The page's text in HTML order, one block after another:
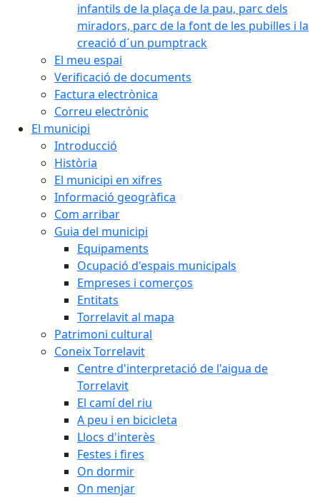
infantils de la plaça de la pau, parc dels
miradors, parc de la font de les pubilles i la
creació d´un pumptrack
El meu espai
Verificació de documents
Factura electrònica
Correu electrònic
El municipi
Introducció
Història
El municipi en xifres
Informació geogràfica
Com arribar
Guia del municipi
Equipaments
Ocupació d'espais municipals
Empreses i comerços
Entitats
Torrelavit al mapa
Patrimoni cultural
Coneix Torrelavit
Centre d'interpretació de l'aigua de
Torrelavit
El camí del riu
A peu i en bicicleta
Llocs d'interès
Festes i fires
On dormir
On menjar